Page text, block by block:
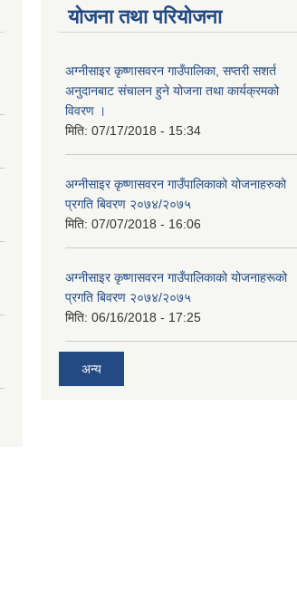
योजना तथा परियोजना
अग्नीसाइर कृष्णासवरन गाउँपालिका, सप्तरी सशर्त
अनुदानबाट संचालन हुने योजना तथा कार्यक्रमको
विवरण ।
मिति: 07/17/2018 - 15:34
अग्नीसाइर कृष्णासवरन गाउँपालिकाको योजनाहरुको
प्रगति बिवरण २०७४/२०७५
मिति: 07/07/2018 - 16:06
अग्नीसाइर कृष्णासवरन गाउँपालिकाको योजनाहरूको
प्रगति बिवरण २०७४/२०७५
मिति: 06/16/2018 - 17:25
अन्य